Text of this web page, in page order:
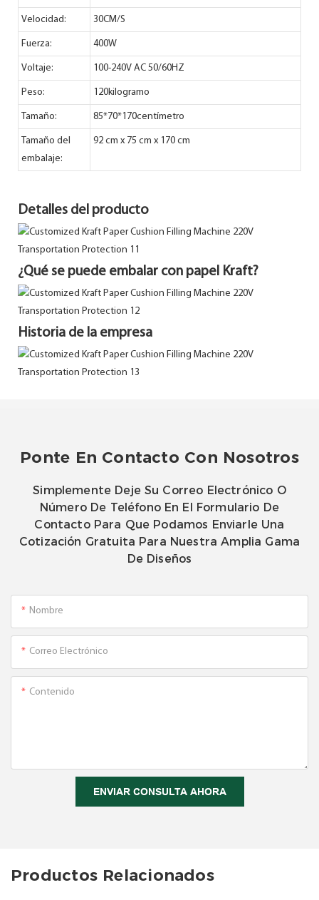
Velocidad: 30CM/S
Fuerza: 400W
Voltaje: 100-240V AC 50/60HZ
Peso: 120kilogramo
Tamaño: 85*70*170centímetro
Tamaño del
embalaje:
92 cm x 75 cm x 170 cm
Detalles del producto
¿Qué se puede embalar con papel Kraft?
Historia de la empresa
Ponte En Contacto Con Nosotros
Simplemente Deje Su Correo Electrónico O
Número De Teléfono En El Formulario De
Contacto Para Que Podamos Enviarle Una
Cotización Gratuita Para Nuestra Amplia Gama
De Diseños
Nombre
Correo Electrónico
Contenido
ENVIAR CONSULTA AHORA
Productos Relacionados